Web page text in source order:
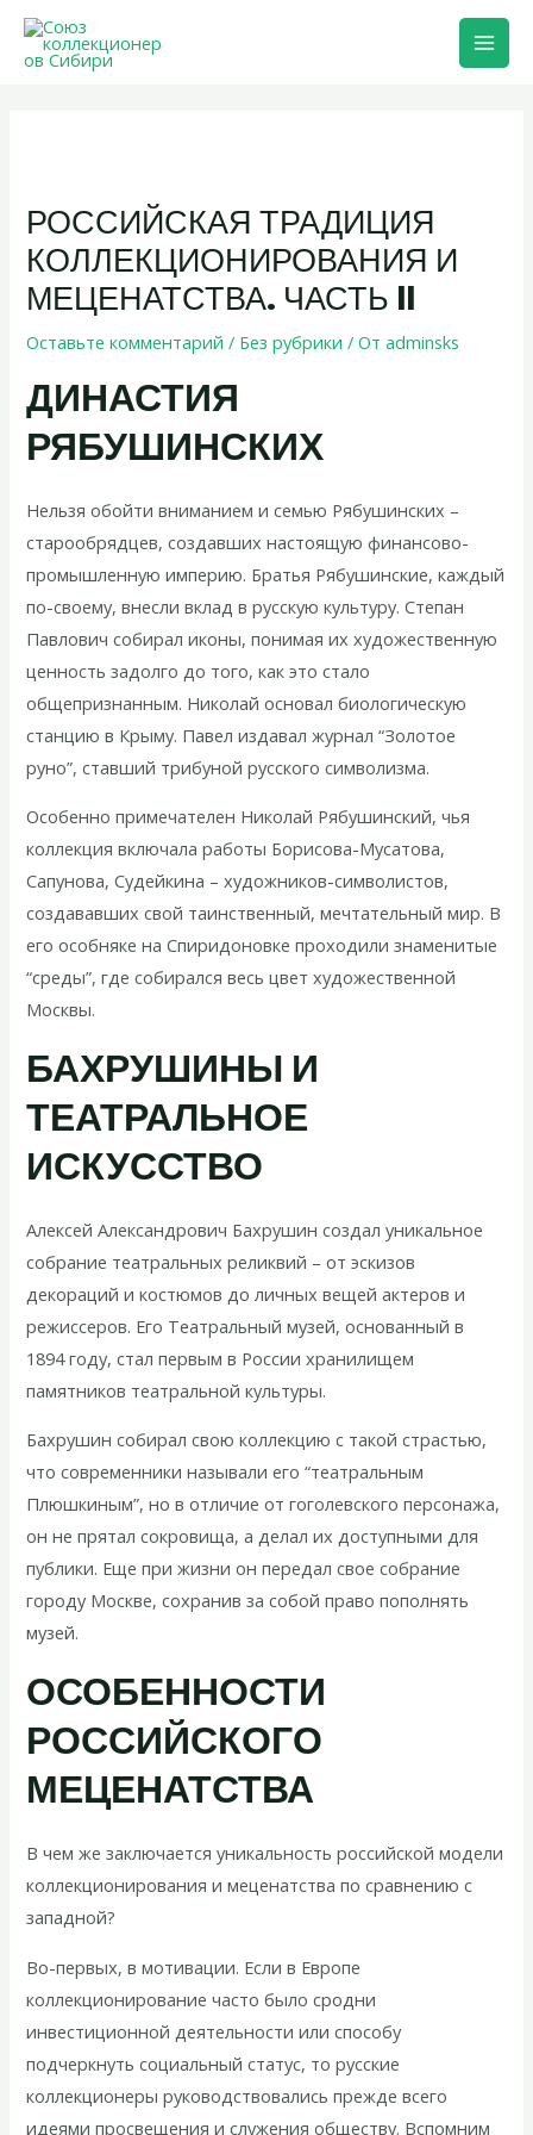
Перейти
содержимому
Main
РОССИЙСКАЯ ТРАДИЦИЯ
КОЛЛЕКЦИОНИРОВАНИЯ И
МЕЦЕНАТСТВА. ЧАСТЬ II
Оставьте комментарий / Без рубрики / Отadminsks
ДИНАСТИЯ
РЯБУШИНСКИХ
Нельзя обойти вниманием и семью Рябушинских –
старообрядцев, создавших настоящую финансово-
промышленную империю. Братья Рябушинские, каждый
по-своему, внесли вклад в русскую культуру. Степан
Павлович собирал иконы, понимая их художественную
ценность задолго до того, как это стало
общепризнанным. Николай основал биологическую
станцию в Крыму. Павел издавал журнал “Золотое
руно”, ставший трибуной русского символизма.
Особенно примечателен Николай Рябушинский, чья
коллекция включала работы Борисова-Мусатова,
Сапунова, Судейкина – художников-символистов,
создававших свой таинственный, мечтательный мир. В
его особняке на Спиридоновке проходили знаменитые
“среды”, где собирался весь цвет художественной
Москвы.
БАХРУШИНЫ И
ТЕАТРАЛЬНОЕ
ИСКУССТВО
Алексей Александрович Бахрушин создал уникальное
собрание театральных реликвий – от эскизов
декораций и костюмов до личных вещей актеров и
режиссеров. Его Театральный музей, основанный в
1894 году, стал первым в России хранилищем
памятников театральной культуры.
Бахрушин собирал свою коллекцию с такой страстью,
что современники называли его “театральным
Плюшкиным”, но в отличие от гоголевского персонажа,
он не прятал сокровища, а делал их доступными для
публики. Еще при жизни он передал свое собрание
городу Москве, сохранив за собой право пополнять
музей.
ОСОБЕННОСТИ
РОССИЙСКОГО
МЕЦЕНАТСТВА
В чем же заключается уникальность российской модели
коллекционирования и меценатства по сравнению с
западной?
Во-первых, в мотивации. Если в Европе
коллекционирование часто было сродни
инвестиционной деятельности или способу
подчеркнуть социальный статус, то русские
коллекционеры руководствовались прежде всего
идеями просвещения и служения обществу. Вспомним
Прокрутка
вверх